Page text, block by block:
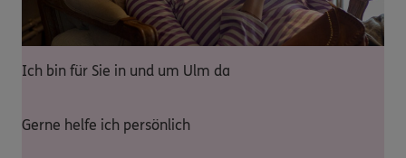
Ich bin für Sie in und um Ulm da
Gerne helfe ich persönlich